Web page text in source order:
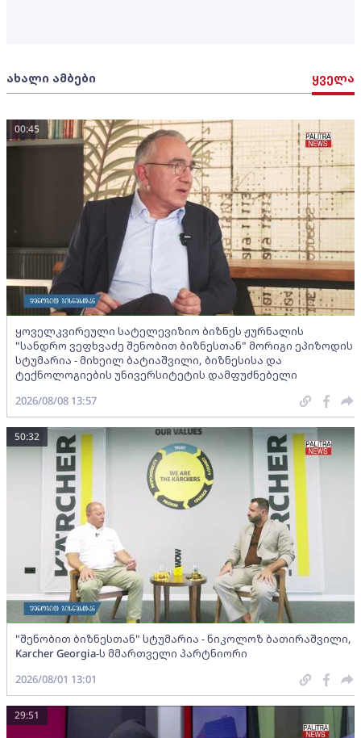
ახალი ამბები ყველა
ყოველკვირეული სატელევიზიო ბიზნეს ჟურნალის
"სანდრო ვეფხვაძე შენობით ბიზნესთან" მორიგი ეპიზოდის
სტუმარია - მიხეილ ბატიაშვილი, ბიზნესისა და
ტექნოლოგიების უნივერსიტეტის დამფუძნებელი
00:45
2026/08/08 13:57
"შენობით ბიზნესთან" სტუმარია - ნიკოლოზ ბათირაშვილი,
Karcher Georgia-ს მმართველი პარტნიორი
50:32
2026/08/01 13:01
29:51